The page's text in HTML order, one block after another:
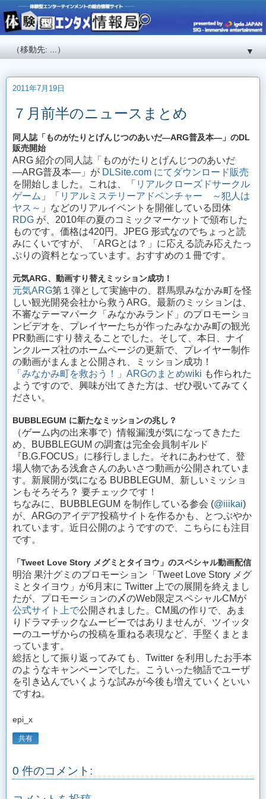
▼
2011年7月19日
７月前半のニュースまとめ
同人誌「ものがたりとげんじつのあいだ―ARG普及本―」のDL
販売開始
ARG 紹介の同人誌「ものがたりとげんじつのあいだ
―ARG普及本―」が DLSite.com にてダウンロード販売
を開始しました。これは、「 リアルクローズドサークル
ゲーム 」「 リアルミステリーアドベンチャー ～犯人は
ヤス～ 」などのリアルイベントを開催している団体
RDG が、2010年の夏のコミックマーケットで頒布した
ものです。価格は420円。JPEG 形式なのでちょっと読
みにくいですが、「ARGとは？」に応える読み応えたっ
ぷりの資料となっています。おすすめの１冊です。
元気ARG、動画すり替えミッション成功！
元気ARG第１弾として実施中の、群馬県みなかみ町を怪
しい観光開発会社から救うARG。最新のミッションは、
不審なテーマパーク「みなかみランド」のプロモーショ
ンビデオを、プレイヤーたちが作ったみなかみ町の観光
PR動画にすり替えることでした。そして、本日、ナイ
ンクルーズ社のホームページの更新で、プレイヤー制作
の動画がまんまと公開され、ミッション成功！
「みなかみ町を救おう！」ARGのまとめwiki も作られた
ようですので、興味が出てきた方は、ぜひ覗いてみてく
ださい。
BUBBLEGUM に新たなミッションの兆し？
（ゲーム内の出来事で）情報漏洩が気になってきたた
め、BUBBLEGUM の調査は完全会員制ギルド
『B.G.FOCUS』に移行しました。それにあわせて、登
場人物である浅倉さんのあいさつ動画が公開されていま
す。新展開が気になる BUBBLEGUM、新しいミッショ
ンもそろそろ？ 要チェックです！
ちなみに、BUBBLEGUM を制作している参会 (@iiikai)
が、ARGのアイデア投稿サイトを作るかも、とつぶやか
れています。近日公開のようですので、こちらにも注目
です。
「Tweet Love Story メグミとタイヨウ」のスペシャル動画配信
明治 果汁グミのプロモーション「Tweet Love Story メグ
ミとタイヨウ」が6月末に Twitter 上での展開を終えまし
たが、プロモーションの〆のWeb限定スペシャルCMが
公式サイト上で公開されました。CM風の作りで、あま
りドラマチックなムービーではありませんが、ツイッタ
ーのユーザからの投稿を重ねる表現など、手堅くまとま
っています。
総括として振り返ってみても、Twitter を利用したお手本
のようなキャンペーンでした。こういった物語でユーザ
を引き込んでいくような試みが今後も増えていくといい
ですね。
epi_x
共有
0 件のコメント: